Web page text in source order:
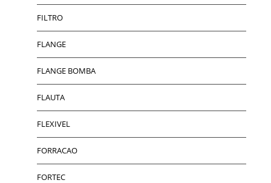
FILTRO
FLANGE
FLANGE BOMBA
FLAUTA
FLEXIVEL
FORRACAO
FORTEC